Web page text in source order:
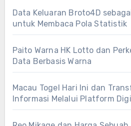
Data Keluaran Broto4D
untuk Membaca Pola Statistik
Paito Warna HK Lotto dan
Data Berbasis Warna
Macau Togel Hari Ini dan
Informasi Melalui Platform